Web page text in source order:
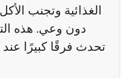
الغذائية وتجنب
دون وعي. هذه
تحدث فرقًا كبيرًا